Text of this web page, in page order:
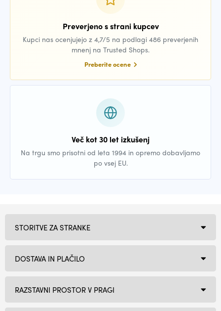
Preverjeno s strani kupcev
Kupci nas ocenjujejo z 4,7/5 na podlagi 486 preverjenih
mnenj na Trusted Shops.
Preberite ocene
Več kot 30 let izkušenj
Na trgu smo prisotni od leta 1994 in opremo dobavljamo
po vsej EU.
RAZSTAVNI PROSTOR V PRAGI
STORITVE ZA STRANKE
DOSTAVA IN PLAČILO